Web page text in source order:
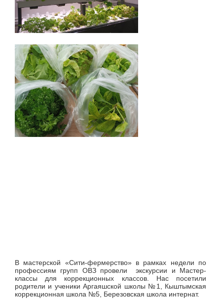
В мастерской «Сити-фермерство» в рамках недели по
профессиям групп ОВЗ провели экскурсии и Мастер-
классы для коррекционных классов. Нас посетили
родители и ученики Аргаяшской школы №1, Кыштымская
коррекционная школа №5, Березовская школа интернат.